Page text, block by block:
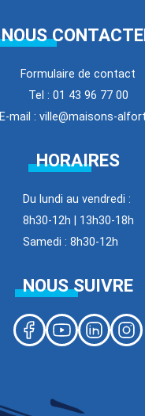
NOUS
Formulaire de contact
Tel : 01 43 96 77 00
E-mail : ville@maisons-
HORAIRES
Du lundi au vendredi :
8h30-12h | 13h30-18h
Samedi : 8h30-12h
NOUS SUIVRE